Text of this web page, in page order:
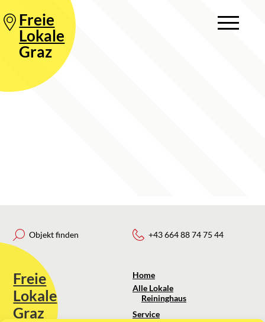
Freie
Lokale
Graz
Objekt finden
Freie
Lokale
Graz
+43 664 88 74 75 44
Home
Alle Lokale
Reininghaus
Service